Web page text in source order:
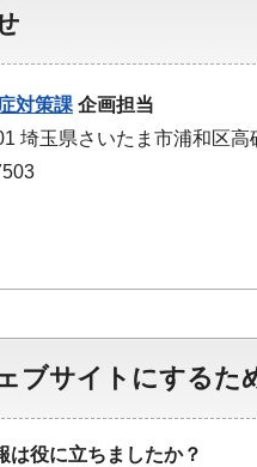
対策課 企画担当
埼玉県さいたま市浦和区
ブサイトにするた
は役に立ちましたか？